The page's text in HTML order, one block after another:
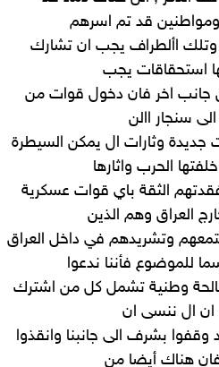
قد تم اسرهم
األطراف يجب ان تشارك
استحقاقات يجب
جانب اخر فان دخول قوات من
سنجار االن
وثارات ال يمكن السيطرة
الحرب واثارها
الثقة باي قوات عسكرية
العراق وهم الذين
وتشريدهم في داخل العراق
للموضوع فأننا ندعوا
وطنية تشمل كل من اشترك
ال ننسى ان
بشرف الى جانبنا وانقذوا
فان هناك أيضا من